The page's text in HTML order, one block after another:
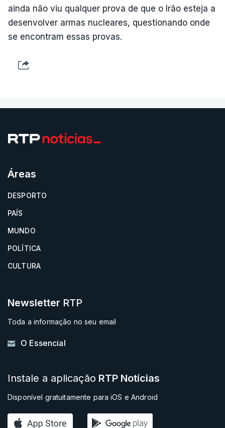
ainda não viu qualquer prova de que o Irão esteja a
desenvolver armas nucleares, questionando onde
se encontram essas provas.
Áreas
DESPORTO
PAÍS
MUNDO
POLÍTICA
CULTURA
Newsletter RTP
Toda a informação no seu email
O Essencial
Instale a aplicação RTP Notícias
Disponível gratuitamente para iOS e Android